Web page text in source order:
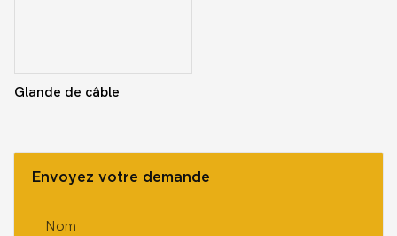
Envoyez votre demande
Nom
Glande de câble